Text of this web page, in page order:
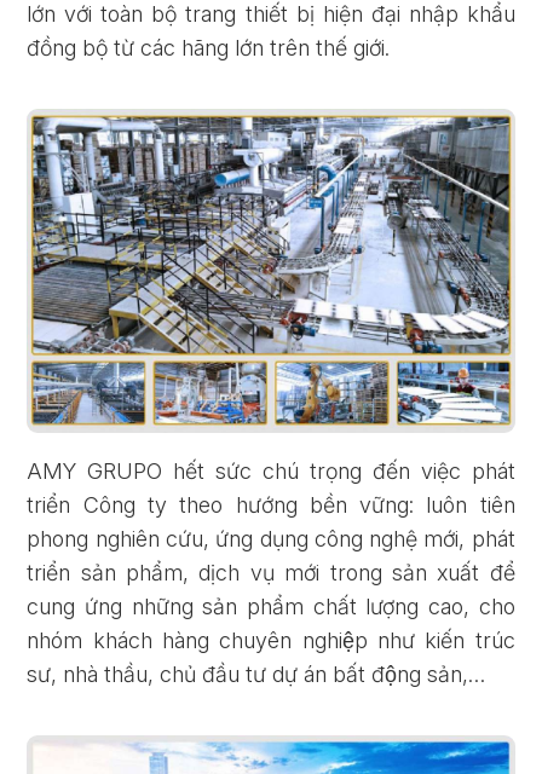
lớn với toàn bộ trang thiết bị hiện đại nhập khẩu
đồng bộ từ các hãng lớn trên thế giới.
AMY GRUPO hết sức chú trọng đến việc phát
triển Công ty theo hướng bền vững: luôn tiên
phong nghiên cứu, ứng dụng công nghệ mới, phát
triển sản phẩm, dịch vụ mới trong sản xuất để
cung ứng những sản phẩm chất lượng cao, cho
nhóm khách hàng chuyên nghiệp như kiến trúc
sư, nhà thầu, chủ đầu tư dự án bất động sản,…